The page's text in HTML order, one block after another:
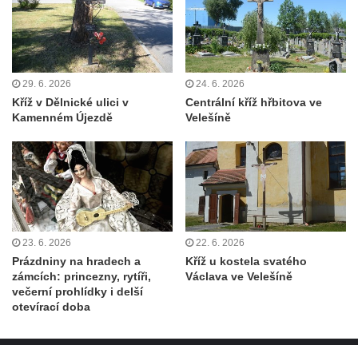
Centrální kříž hřbitova ve Sloupu v Čechách
Kříž u koryta náhonu na Chřibské Kamenici
Kříž na Strážném vrchu v Rumburku
Kříž poblíž Ovčího mostu u Tisové
Kříž u kaple svatých Cyrila a Metoděje v
Kunraticích u Šluknova
Kříž na zahradě u domu ev. č. 11 v
Kunraticích u Šluknova
Kříž naproti domu čp. 34 v Kunraticích u
Šluknova
Kříž u polní cesty mezi Šluknovem a
Knížecím
Školní kříž u polní cesty nad Lipovou ulicí v
Rychnově u Jablonce nad Nisou
29. 6. 2026
Kříž v Dělnické ulici v
Kamenném Újezdě
24. 6. 2026
Centrální kříž hřbitova ve
Velešíně
23. 6. 2026
Prázdniny na hradech a
zámcích: princezny, rytíři,
večerní prohlídky i delší
otevírací doba
22. 6. 2026
Kříž u kostela svatého
Václava ve Velešíně